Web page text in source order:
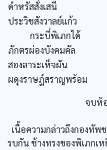
ดำหรัสสั่งเสนี
ประวิชสังวาลย์แก้ว
กระบี่พิเภกได้
ภักตรผ่องบังคมคัล
สองลาระเห็จผัน
ผดุงราษฎ์สราญพร้อม
จบห้
เนื้อความกล่าวถึงกองทัพ
รบกัน ช้างทรงของพิเภกเ